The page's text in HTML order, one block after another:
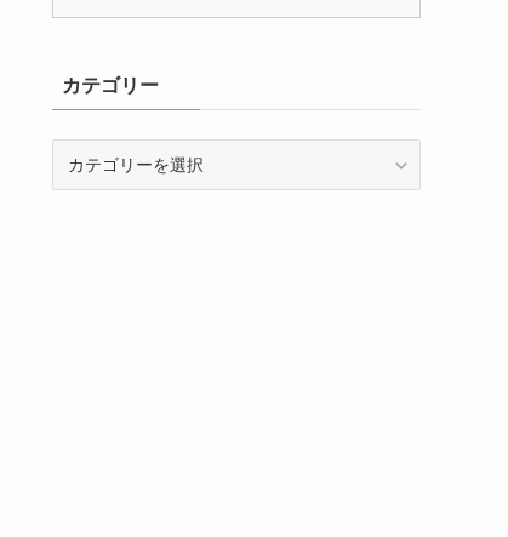
カテゴリー